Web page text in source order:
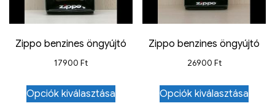
Zippo benzines öngyújtó
17900 Ft
Opciók kiválasztása
Zippo benzines öngyújtó
26900 Ft
Opciók kiválasztása